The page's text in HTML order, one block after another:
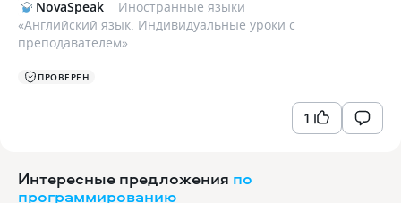
NovaSpeak
Иностранные языки
«Английский язык. Индивидуальные уроки с
преподавателем»
ПРОВЕРЕН
1
Интересные предложения по
программированию